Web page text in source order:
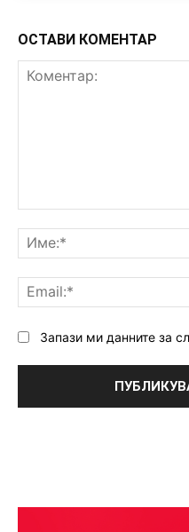
ОСТАВИ КОМЕНТАР
Запази ми данните за